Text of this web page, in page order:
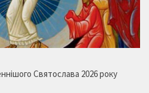
Святослава 2026 року